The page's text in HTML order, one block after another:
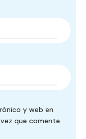
y web en
que comente.